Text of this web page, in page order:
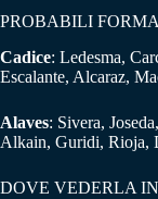
PROBABILI
Cadice: Ledesma,
Escalante, Alcaraz,
Alaves: Sivera,
Alkain, Guridi, Rioja,
DOVE VEDERLA